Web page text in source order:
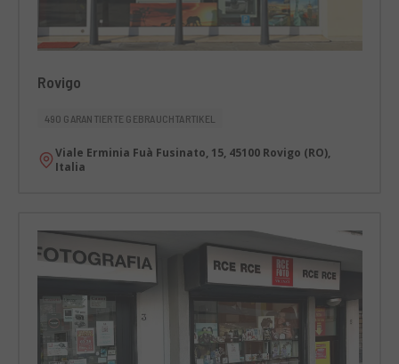
Rovigo
490 GARANTIERTE GEBRAUCHTARTIKEL
Viale Erminia Fuà Fusinato, 15, 45100 Rovigo (RO),
Italia